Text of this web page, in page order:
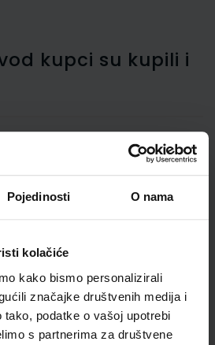
Pojedinosti O nama
kolačiće
kako bismo personalizirali
značajke društvenih medija i
podatke o vašoj upotrebi
s partnerima za društvene
kupci su kupili i
stolni Rebell
PDC20